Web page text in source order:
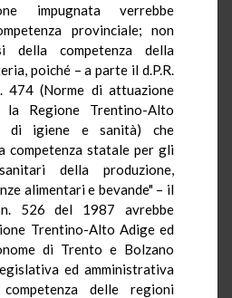
impugnata verrebbe
provinciale; non
della competenza della
poiché – a parte il d.P.R.
474 (Norme di attuazione
Regione Trentino-Alto
di igiene e sanità) che
competenza statale per gli
della produzione,
alimentari e bevande" – il
n. 526 del 1987 avrebbe
Trentino-Alto Adige ed
di Trento e Bolzano
ed amministrativa
delle regioni